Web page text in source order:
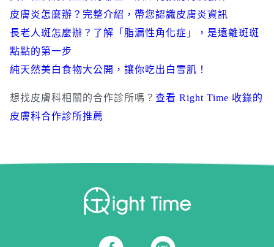
皮膚炎怎麼辦？完整介紹，帶您認識皮膚炎資訊
長老人斑怎麼辦？了解「脂漏性角化症」，是遠離斑斑
點點的第一步
純天然美白食物大公開，讓你吃出白雪肌！
想找皮膚科相關的合作診所嗎？ 查看 Right Time 收錄的
皮膚科合作診所推薦